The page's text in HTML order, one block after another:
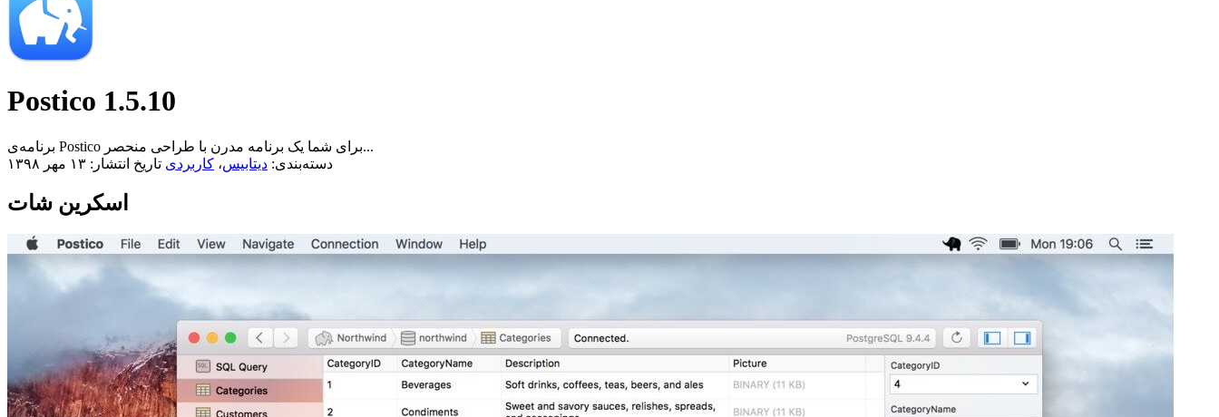
Postico 1.5.10
برنامه‌ی Postico برای شما یک برنامه مدرن با طراحی منحصر...
دسته‌بندی: دیتابیس، کاربردی تاریخ انتشار: ۱۳ مهر ۱۳۹۸
اسکرین شات